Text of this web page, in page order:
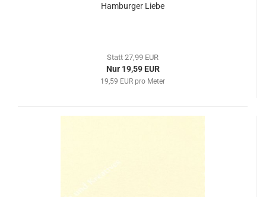
Hamburger Liebe
Statt 27,99 EUR
Nur 19,59 EUR
19,59 EUR pro Meter